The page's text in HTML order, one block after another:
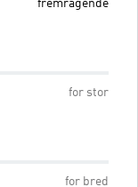
fremragende
for stor
for bred